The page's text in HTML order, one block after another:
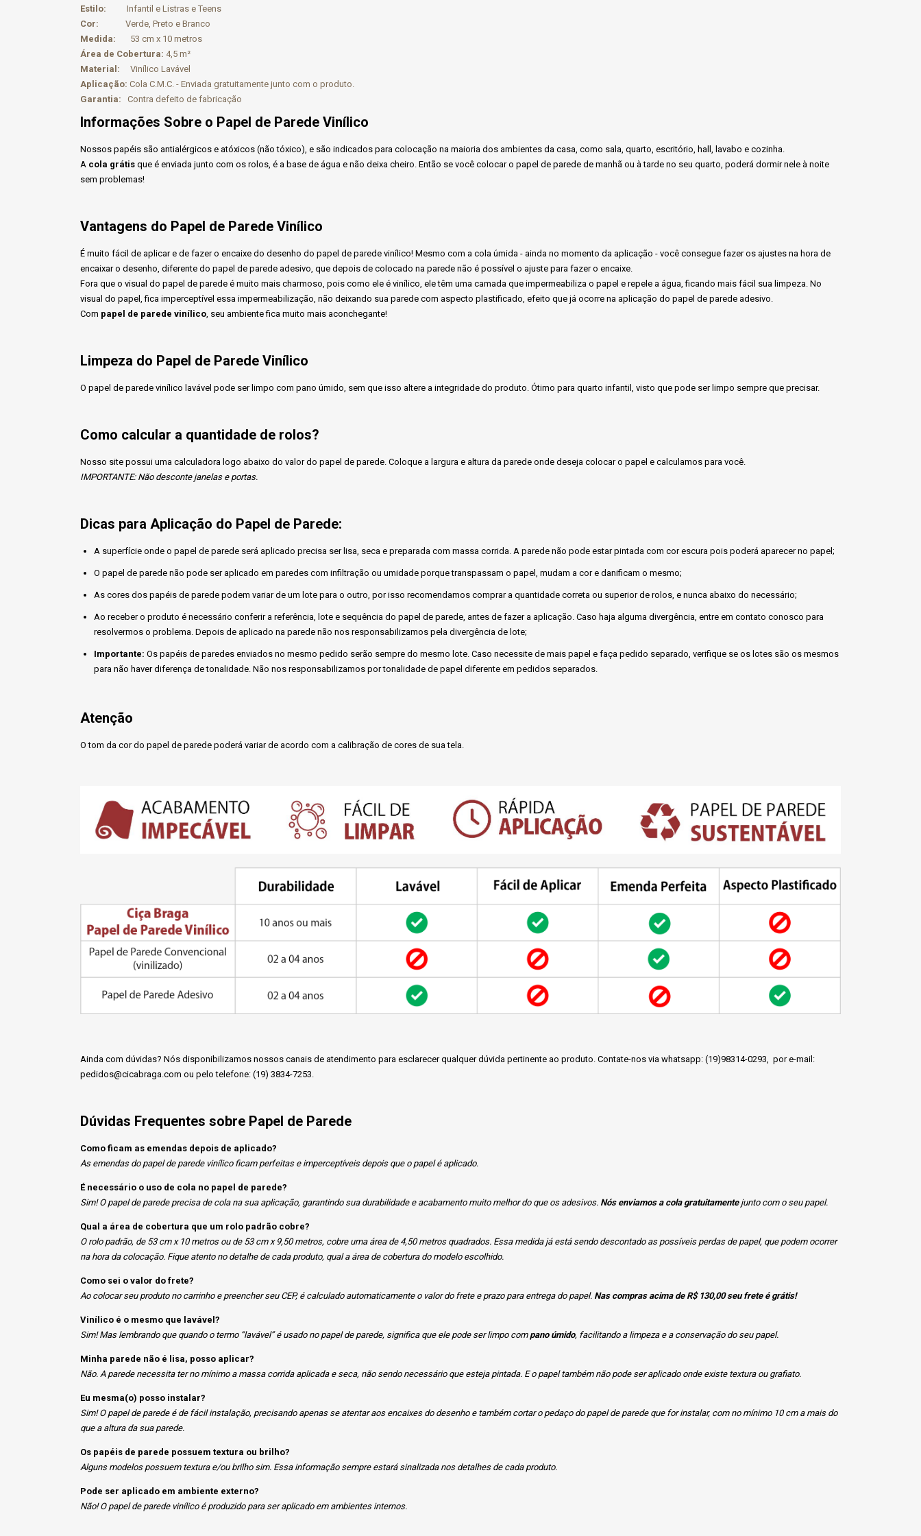
Estilo: Infantil e Listras e Teens
Cor: Verde, Preto e Branco
Medida: 53 cm x 10 metros
Área de Cobertura: 4,5 m²
Material: Vinílico Lavável
Aplicação: Cola C.M.C. - Enviada gratuitamente junto com o produto.
Garantia: Contra defeito de fabricação
Informações Sobre o Papel de Parede Vinílico
Nossos papéis são antialérgicos e atóxicos (não tóxico), e são indicados para colocação na maioria dos ambientes da casa, como sala, quarto, escritório, hall, lavabo e cozinha.
A cola grátis que é enviada junto com os rolos, é a base de água e não deixa cheiro. Então se você colocar o papel de parede de manhã ou à tarde no seu quarto, poderá dormir nele à noite
sem problemas!
Vantagens do Papel de Parede Vinílico
É muito fácil de aplicar e de fazer o encaixe do desenho do papel de parede vinílico! Mesmo com a cola úmida - ainda no momento da aplicação - você consegue fazer os ajustes na hora de
encaixar o desenho, diferente do papel de parede adesivo, que depois de colocado na parede não é possível o ajuste para fazer o encaixe.
Fora que o visual do papel de parede é muito mais charmoso, pois como ele é vinílico, ele têm uma camada que impermeabiliza o papel e repele a água, ficando mais fácil sua limpeza. No
visual do papel, fica imperceptível essa impermeabilização, não deixando sua parede com aspecto plastificado, efeito que já ocorre na aplicação do papel de parede adesivo.
Com papel de parede vinílico, seu ambiente fica muito mais aconchegante!
Limpeza do Papel de Parede Vinílico
O papel de parede vinílico lavável pode ser limpo com pano úmido, sem que isso altere a integridade do produto. Ótimo para quarto infantil, visto que pode ser limpo sempre que precisar.
Como calcular a quantidade de rolos?
Nosso site possui uma calculadora logo abaixo do valor do papel de parede. Coloque a largura e altura da parede onde deseja colocar o papel e calculamos para você.
IMPORTANTE: Não desconte janelas e portas.
Dicas para Aplicação do Papel de Parede:
A superfície onde o papel de parede será aplicado precisa ser lisa, seca e preparada com massa corrida. A parede não pode estar pintada com cor escura pois poderá aparecer no papel;
O papel de parede não pode ser aplicado em paredes com infiltração ou umidade porque transpassam o papel, mudam a cor e danificam o mesmo;
As cores dos papéis de parede podem variar de um lote para o outro, por isso recomendamos comprar a quantidade correta ou superior de rolos, e nunca abaixo do necessário;
Ao receber o produto é necessário conferir a referência, lote e sequência do papel de parede, antes de fazer a aplicação. Caso haja alguma divergência, entre em contato conosco para
resolvermos o problema. Depois de aplicado na parede não nos responsabilizamos pela divergência de lote;
Importante: Os papéis de paredes enviados no mesmo pedido serão sempre do mesmo lote. Caso necessite de mais papel e faça pedido separado, verifique se os lotes são os mesmos
para não haver diferença de tonalidade. Não nos responsabilizamos por tonalidade de papel diferente em pedidos separados.
Atenção
O tom da cor do papel de parede poderá variar de acordo com a calibração de cores de sua tela.
Ainda com dúvidas? Nós disponibilizamos nossos canais de atendimento para esclarecer qualquer dúvida pertinente ao produto. Contate-nos via whatsapp: (19)98314-0293, por e-mail:
pedidos@cicabraga.com ou pelo telefone: (19) 3834-7253.
Dúvidas Frequentes sobre Papel de Parede
Como ficam as emendas depois de aplicado?
As emendas do papel de parede vinílico ficam perfeitas e imperceptíveis depois que o papel é aplicado.
É necessário o uso de cola no papel de parede?
Sim! O papel de parede precisa de cola na sua aplicação, garantindo sua durabilidade e acabamento muito melhor do que os adesivos. Nós enviamos a cola gratuitamentejunto com o seu papel.
Qual a área de cobertura que um rolo padrão cobre?
O rolo padrão, de 53 cm x 10 metros ou de 53 cm x 9,50 metros, cobre uma área de 4,50 metros quadrados. Essa medida já está sendo descontado as possíveis perdas de papel, que podem ocorrer
na hora da colocação. Fique atento no detalhe de cada produto, qual a área de cobertura do modelo escolhido.
Como sei o valor do frete?
Ao colocar seu produto no carrinho e preencher seu CEP, é calculado automaticamente o valor do frete e prazo para entrega do papel. Nas compras acima de R$ 130,00 seu frete é grátis!
Vinílico é o mesmo que lavável?
Sim! Mas lembrando que quando o termo “lavável” é usado no papel de parede, significa que ele pode ser limpo com pano úmido, facilitando a limpeza e a conservação do seu papel.
Minha parede não é lisa, posso aplicar?
Não. A parede necessita ter no mínimo a massa corrida aplicada e seca, não sendo necessário que esteja pintada. E o papel também não pode ser aplicado onde existe textura ou grafiato.
Eu mesma(o) posso instalar?
Sim! O papel de parede é de fácil instalação, precisando apenas se atentar aos encaixes do desenho e também cortar o pedaço do papel de parede que for instalar, com no mínimo 10 cm a mais do
que a altura da sua parede.
Os papéis de parede possuem textura ou brilho?
Alguns modelos possuem textura e/ou brilho sim. Essa informação sempre estará sinalizada nos detalhes de cada produto.
Pode ser aplicado em ambiente externo?
Não! O papel de parede vinílico é produzido para ser aplicado em ambientes internos.